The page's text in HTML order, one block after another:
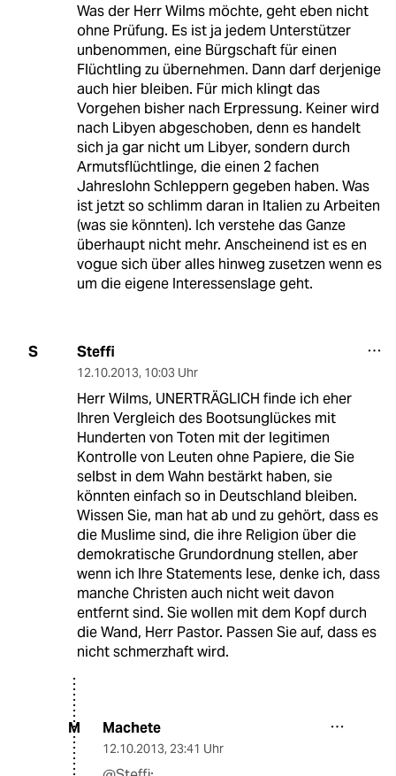
Was der Herr Wilms möchte, geht eben nicht
ohne Prüfung. Es ist ja jedem Unterstützer
unbenommen, eine Bürgschaft für einen
Flüchtling zu übernehmen. Dann darf derjenige
auch hier bleiben. Für mich klingt das
Vorgehen bisher nach Erpressung. Keiner wird
nach Libyen abgeschoben, denn es handelt
sich ja gar nicht um Libyer, sondern durch
Armutsflüchtlinge, die einen 2 fachen
Jahreslohn Schleppern gegeben haben. Was
ist jetzt so schlimm daran in Italien zu Arbeiten
(was sie könnten). Ich verstehe das Ganze
überhaupt nicht mehr. Anscheinend ist es en
vogue sich über alles hinweg zusetzen wenn es
um die eigene Interessenslage geht.
S Steffi
12.10.2013, 10:03 Uhr
Herr Wilms, UNERTRÄGLICH finde ich eher
Ihren Vergleich des Bootsunglückes mit
Hunderten von Toten mit der legitimen
Kontrolle von Leuten ohne Papiere, die Sie
selbst in dem Wahn bestärkt haben, sie
könnten einfach so in Deutschland bleiben.
Wissen Sie, man hat ab und zu gehört, dass es
die Muslime sind, die ihre Religion über die
demokratische Grundordnung stellen, aber
wenn ich Ihre Statements lese, denke ich, dass
manche Christen auch nicht weit davon
entfernt sind. Sie wollen mit dem Kopf durch
die Wand, Herr Pastor. Passen Sie auf, dass es
nicht schmerzhaft wird.
M Machete
12.10.2013, 23:41 Uhr